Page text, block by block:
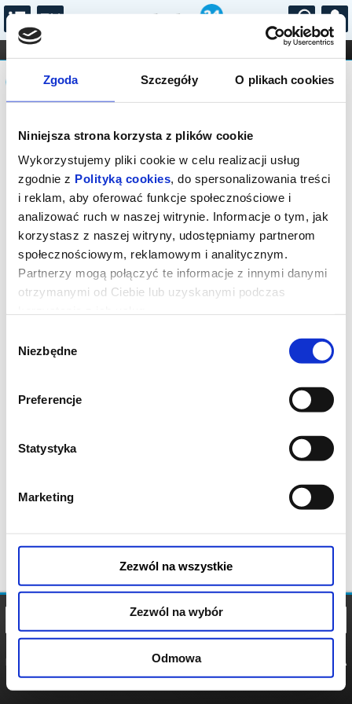
Zgoda Szczegóły O plikach cookies
Niniejsza strona korzysta z plików cookie
Wykorzystujemy pliki cookie w celu realizacji usług
zgodnie z Polityką cookies, do spersonalizowania treści
i reklam, aby oferować funkcje społecznościowe i
analizować ruch w naszej witrynie. Informacje o tym, jak
korzystasz z naszej witryny, udostępniamy partnerom
społecznościowym, reklamowym i analitycznym.
Partnerzy mogą połączyć te informacje z innymi danymi
otrzymanymi od Ciebie lub uzyskanymi podczas
zgody
Niezbędne
Preferencje
Statystyka
Marketing
Zezwól na wszystkie
Zezwól na wybór
Odmowa
...
FILHARMONIA OPERA I BALET
STAND-UP
DLA DZIECI
Komunikat
Sprzedaż biletów on-line na wydarzenie
została zakończona.
POLITYKA
POLITYKA